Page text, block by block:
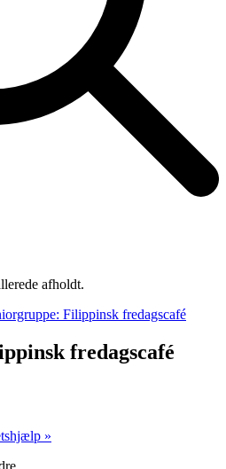
afholdt.
Filippinsk fredagscafé
fredagscafé
»